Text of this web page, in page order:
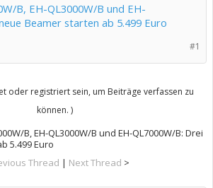
B, EH-QL3000W/B und EH-
Beamer starten ab 5.499 Euro
#1
oder registriert sein, um Beiträge verfassen zu
können. )
B, EH-QL3000W/B und EH-QL7000W/B: Drei
5.499 Euro
Thread | Next Thread >